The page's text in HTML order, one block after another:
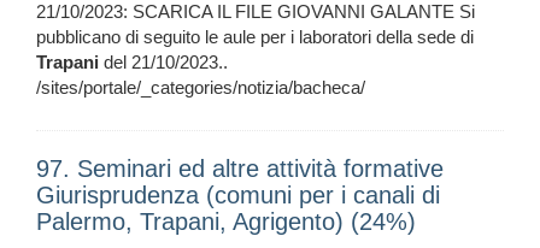
21/10/2023: SCARICA IL FILE GIOVANNI GALANTE Si
pubblicano di seguito le aule per i laboratori della sede di
Trapani del 21/10/2023..
/sites/portale/_categories/notizia/bacheca/
97. Seminari ed altre attività formative
Giurisprudenza (comuni per i canali di
Palermo, Trapani, Agrigento) (24%)